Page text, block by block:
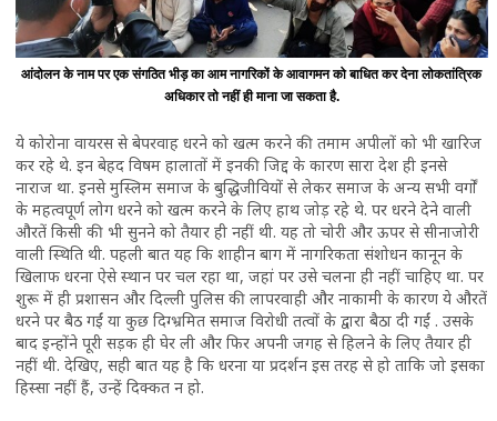
आंदोलन के नाम पर एक संगठित भीड़ का आम नागरिकों के आवागमन को बाधित कर देना लोकतांत्रिक
अधिकार तो नहीं ही माना जा सकता है.
ये कोरोना वायरस से बेपरवाह धरने को खत्म करने की तमाम अपीलों को भी खारिज
कर रहे थे. इन बेहद विषम हालातों में इनकी जिद्द के कारण सारा देश ही इनसे
नाराज था. इनसे मुस्लिम समाज के बुद्धिजीवियों से लेकर समाज के अन्य सभी वर्गों
के महत्वपूर्ण लोग धरने को खत्म करने के लिए हाथ जोड़ रहे थे. पर धरने देने वाली
औरतें किसी की भी सुनने को तैयार ही नहीं थी. यह तो चोरी और ऊपर से सीनाजोरी
वाली स्थिति थी. पहली बात यह कि शाहीन बाग में नागरिकता संशोधन कानून के
खिलाफ धरना ऐसे स्थान पर चल रहा था, जहां पर उसे चलना ही नहीं चाहिए था. पर
शुरू में ही प्रशासन और दिल्ली पुलिस की लापरवाही और नाकामी के कारण ये औरतें
धरने पर बैठ गईं या कुछ दिग्भ्रमित समाज विरोधी तत्वों के द्वारा बैठा दी गईं . उसके
बाद इन्होंने पूरी सड़क ही घेर ली और फिर अपनी जगह से हिलने के लिए तैयार ही
नहीं थी. देखिए, सही बात यह है कि धरना या प्रदर्शन इस तरह से हो ताकि जो इसका
हिस्सा नहीं हैं, उन्हें दिक्कत न हो.